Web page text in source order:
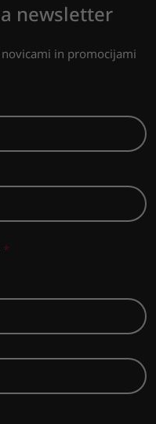
newsletter
in promocijami
*